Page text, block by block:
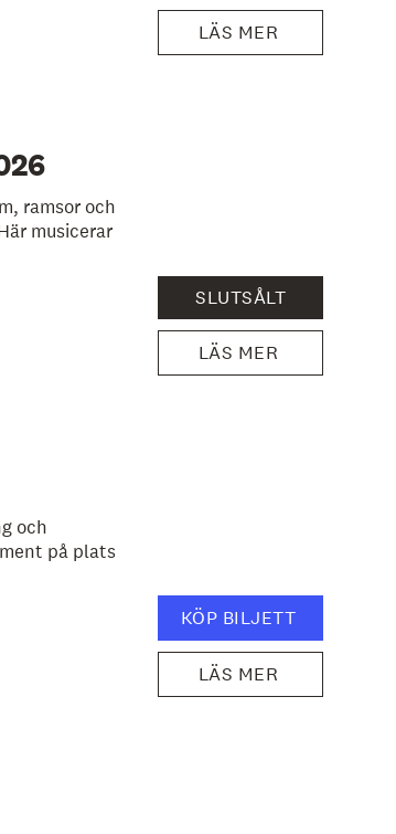
LÄS MER
ramsor och
musicerar
SLUTSÅLT
LÄS MER
och
på plats
KÖP BILJETT
LÄS MER